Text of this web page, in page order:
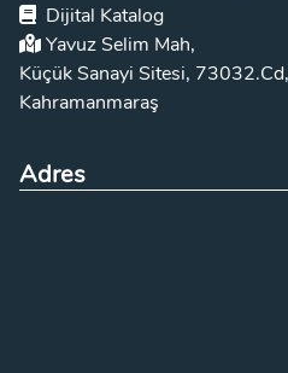
Dijital Katalog
Yavuz Selim Mah,
Küçük Sanayi Sitesi,
Kahramanmaraş
Adres